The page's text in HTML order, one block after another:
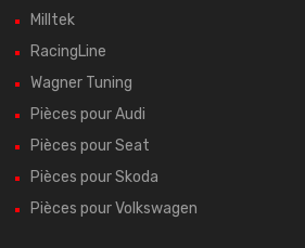
Milltek
RacingLine
Wagner Tuning
Pièces pour Audi
Pièces pour Seat
Pièces pour Skoda
Pièces pour Volkswagen